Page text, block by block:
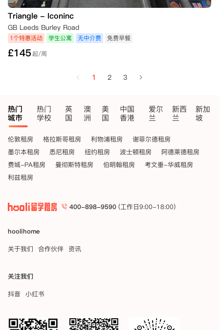
Triangle - Iconinc
GB Leeds Burley Road
1个特惠活动 学生公寓 无中介费 免费早餐
£145起/周
1 2 3
热门
城市
热门
学校
英
国
澳
洲
美
国
中国
香港
爱尔
兰
新西
兰
新加
坡
伦敦租房 格拉斯哥租房 利物浦租房
谢菲尔德租房
墨尔本租房
悉尼租房 纽约租房 波士顿租房
阿德莱德租房
费城-PA租房
曼彻斯特租房 伯明翰租房
考文垂-华威租房
利兹租房
400-898-9590 (工作日9:00-18:00)
hoolihome
关于我们
合作伙伴 资讯
关注我们
抖音
小红书